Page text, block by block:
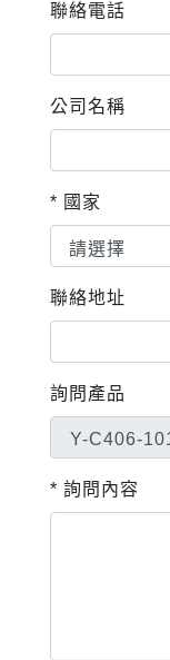
聯絡電話
公司名稱
* 國家
聯絡地址
詢問產品
* 詢問內容